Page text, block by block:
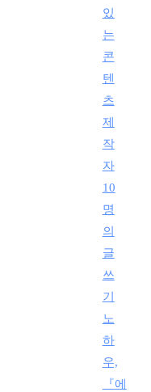
있
는
콘
텐
츠
제
작
자
10
명
의
글
쓰
기
노
하
우,
『에